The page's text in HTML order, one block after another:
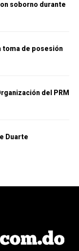
soborno durante
toma de posesión
del PRM
Duarte